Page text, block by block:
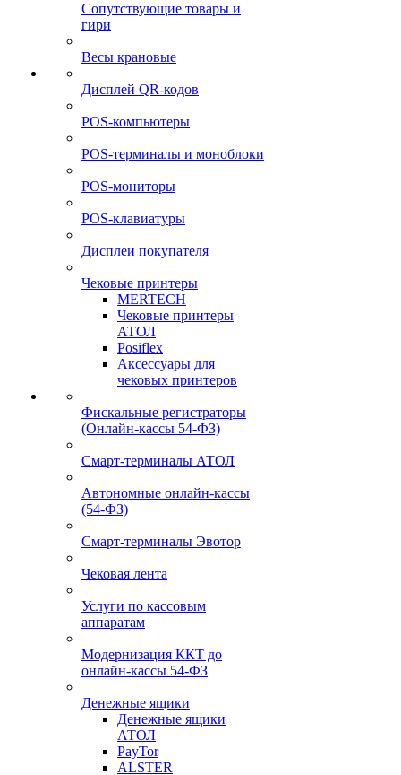
Сопутствующие товары и
гири
Весы крановые
Дисплей QR-кодов
POS-компьютеры
POS-терминалы и моноблоки
POS-мониторы
POS-клавиатуры
Дисплеи покупателя
Чековые принтеры
MERTECH
Чековые принтеры
АТОЛ
Posiflex
Аксессуары для
чековых принтеров
Фискальные регистраторы
(Онлайн-кассы 54-ФЗ)
Смарт-терминалы АТОЛ
Автономные онлайн-кассы
(54-ФЗ)
Смарт-терминалы Эвотор
Чековая лента
Услуги по кассовым
аппаратам
Модернизация ККТ до
онлайн-кассы 54-ФЗ
Денежные ящики
Денежные ящики
АТОЛ
PayTor
ALSTER